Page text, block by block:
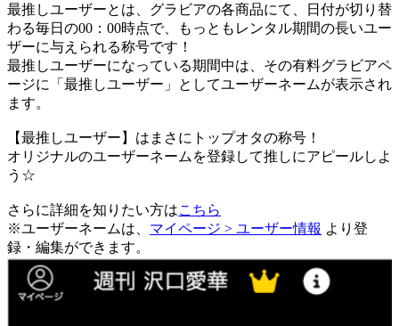
最推しユーザーとは、グラビアの各商品にて、日付が切り替
わる毎日の00：00時点で、
もっともレンタル期間の長いユー
ザーに与えられる称号です！
最推しユーザーになっている期間中は、 その有料グラビアペ
ージに「最推しユーザー」としてユーザーネームが表示され
ます。
【最推しユーザー】はまさにトップオタの称号！
オリジナルのユーザーネームを登録して推しにアピールしよ
う☆
さらに詳細を知りたい方はこちら
※ユーザーネームは、 マイページ > ユーザー情報 より登
録・編集ができます。